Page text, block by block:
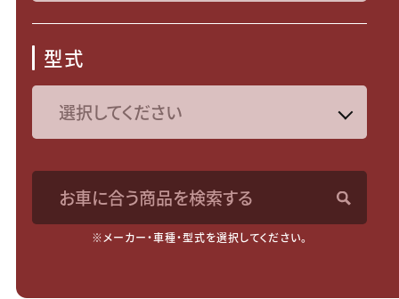
型式
お車に合う商品を検索する
※メーカー・車種・型式を選択してください。